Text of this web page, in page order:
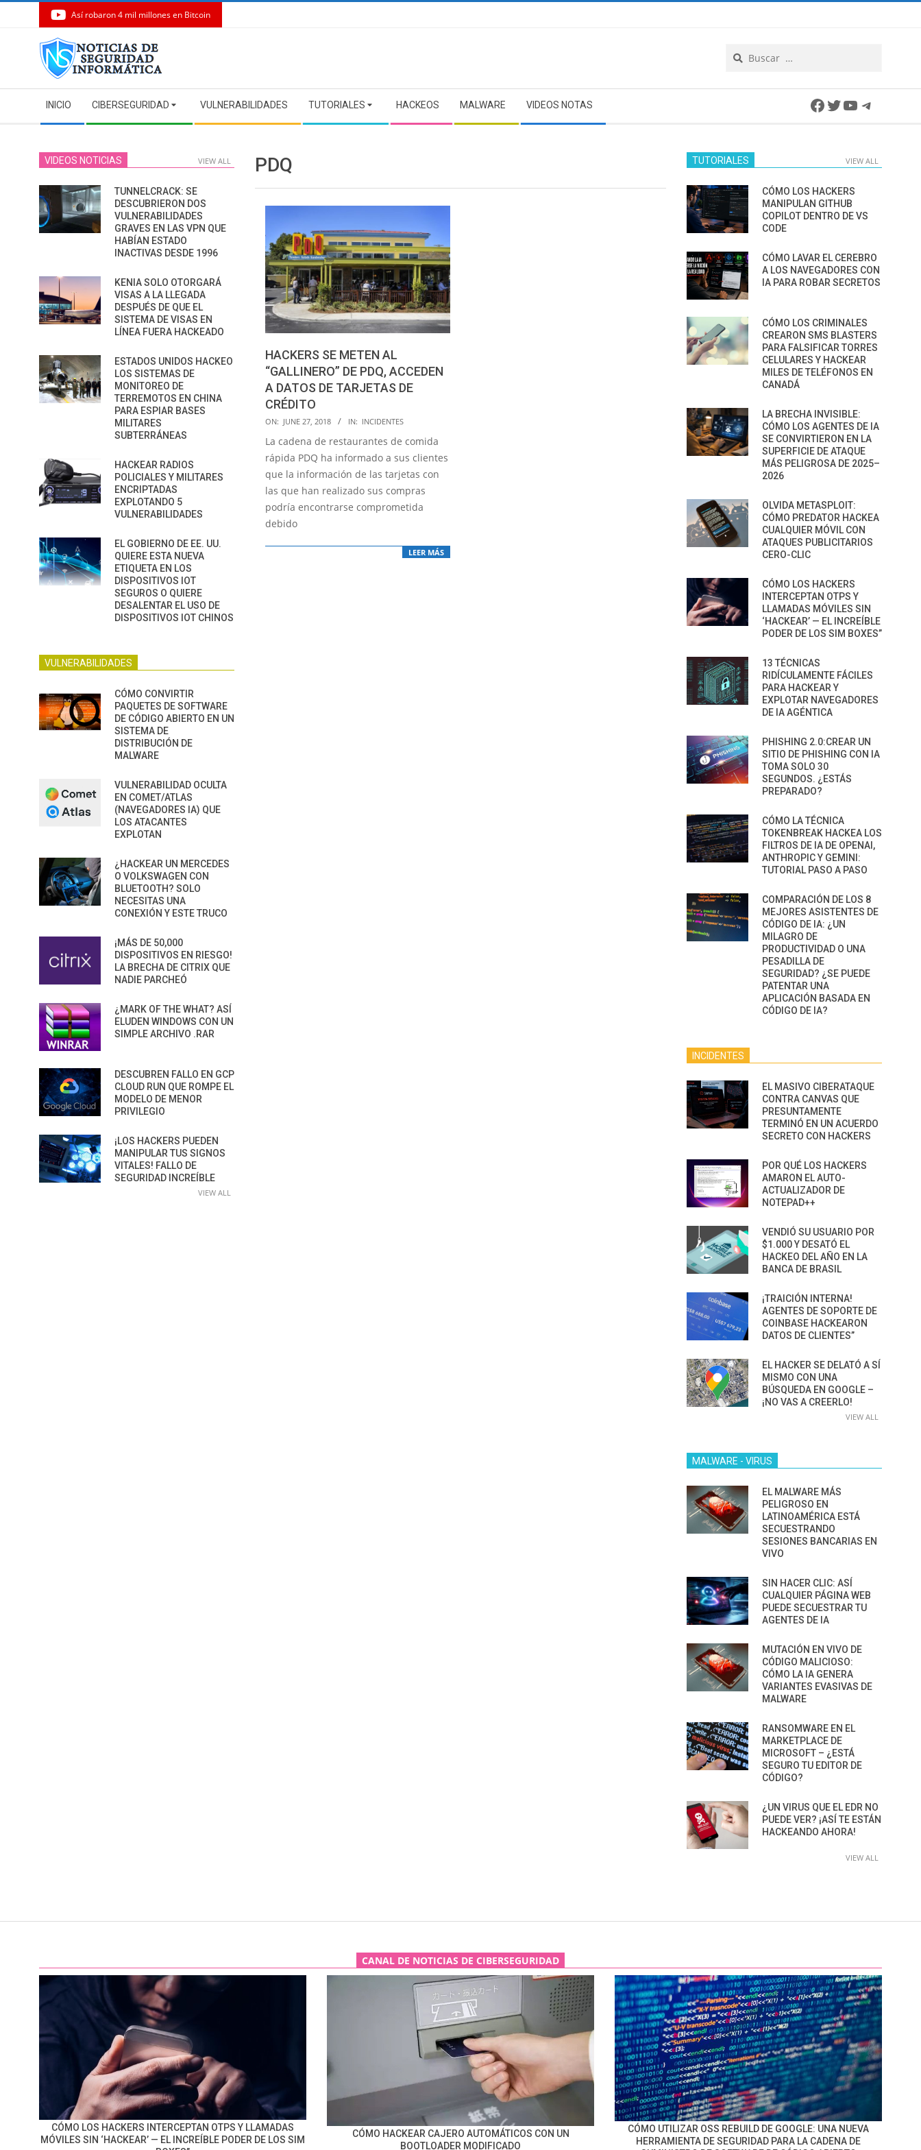
Así robaron 4 mil millones en Bitcoin
Navigation
Menu
INICIO CIBERSEGURIDAD VULNERABILIDADES TUTORIALES HACKEOS MALWARE VIDEOS NOTAS Facebook
Twitter
YouTube
PDQ
HACKERS SE METEN AL
“GALLINERO” DE PDQ, ACCEDEN
A DATOS DE TARJETAS DE
CRÉDITO
2018-
06-
27
ON: JUNE 27, 2018 IN: INCIDENTES
La cadena de restaurantes de comida
rápida PDQ ha informado a sus clientes
que la información de las tarjetas con
las que han realizado sus compras
podría encontrarse comprometida
debido
LEER MÁS
VIDEOS NOTICIAS VIEW ALL
TUNNELCRACK: SE
DESCUBRIERON DOS
VULNERABILIDADES
GRAVES EN LAS VPN QUE
HABÍAN ESTADO
INACTIVAS DESDE 1996
KENIA SOLO OTORGARÁ
VISAS A LA LLEGADA
DESPUÉS DE QUE EL
SISTEMA DE VISAS EN
LÍNEA FUERA HACKEADO
ESTADOS UNIDOS HACKEO
LOS SISTEMAS DE
MONITOREO DE
TERREMOTOS EN CHINA
PARA ESPIAR BASES
MILITARES
SUBTERRÁNEAS
HACKEAR RADIOS
POLICIALES Y MILITARES
ENCRIPTADAS
EXPLOTANDO 5
VULNERABILIDADES
EL GOBIERNO DE EE. UU.
QUIERE ESTA NUEVA
ETIQUETA EN LOS
DISPOSITIVOS IOT
SEGUROS O QUIERE
DESALENTAR EL USO DE
DISPOSITIVOS IOT CHINOS
VULNERABILIDADES
CÓMO CONVIRTIR
PAQUETES DE SOFTWARE
DE CÓDIGO ABIERTO EN UN
SISTEMA DE
DISTRIBUCIÓN DE
MALWARE
VULNERABILIDAD OCULTA
EN COMET/ATLAS
(NAVEGADORES IA) QUE
LOS ATACANTES
EXPLOTAN
¿HACKEAR UN MERCEDES
O VOLKSWAGEN CON
BLUETOOTH? SOLO
NECESITAS UNA
CONEXIÓN Y ESTE TRUCO
¡MÁS DE 50,000
DISPOSITIVOS EN RIESGO!
LA BRECHA DE CITRIX QUE
NADIE PARCHEÓ
¿MARK OF THE WHAT? ASÍ
ELUDEN WINDOWS CON UN
SIMPLE ARCHIVO .RAR
DESCUBREN FALLO EN GCP
CLOUD RUN QUE ROMPE EL
MODELO DE MENOR
PRIVILEGIO
¡LOS HACKERS PUEDEN
MANIPULAR TUS SIGNOS
VITALES! FALLO DE
SEGURIDAD INCREÍBLE
VIEW ALL
TUTORIALES VIEW ALL
CÓMO LOS HACKERS
MANIPULAN GITHUB
COPILOT DENTRO DE VS
CODE
CÓMO LAVAR EL CEREBRO
A LOS NAVEGADORES CON
IA PARA ROBAR SECRETOS
CÓMO LOS CRIMINALES
CREARON SMS BLASTERS
PARA FALSIFICAR TORRES
CELULARES Y HACKEAR
MILES DE TELÉFONOS EN
CANADÁ
LA BRECHA INVISIBLE:
CÓMO LOS AGENTES DE IA
SE CONVIRTIERON EN LA
SUPERFICIE DE ATAQUE
MÁS PELIGROSA DE 2025–
2026
OLVIDA METASPLOIT:
CÓMO PREDATOR HACKEA
CUALQUIER MÓVIL CON
ATAQUES PUBLICITARIOS
CERO-CLIC
CÓMO LOS HACKERS
INTERCEPTAN OTPS Y
LLAMADAS MÓVILES SIN
‘HACKEAR’ — EL INCREÍBLE
PODER DE LOS SIM BOXES”
13 TÉCNICAS
RIDÍCULAMENTE FÁCILES
PARA HACKEAR Y
EXPLOTAR NAVEGADORES
DE IA AGÉNTICA
PHISHING 2.0:CREAR UN
SITIO DE PHISHING CON IA
TOMA SOLO 30
SEGUNDOS. ¿ESTÁS
PREPARADO?
CÓMO LA TÉCNICA
TOKENBREAK HACKEA LOS
FILTROS DE IA DE OPENAI,
ANTHROPIC Y GEMINI:
TUTORIAL PASO A PASO
COMPARACIÓN DE LOS 8
MEJORES ASISTENTES DE
CÓDIGO DE IA: ¿UN
MILAGRO DE
PRODUCTIVIDAD O UNA
PESADILLA DE
SEGURIDAD? ¿SE PUEDE
PATENTAR UNA
APLICACIÓN BASADA EN
CÓDIGO DE IA?
INCIDENTES
EL MASIVO CIBERATAQUE
CONTRA CANVAS QUE
PRESUNTAMENTE
TERMINÓ EN UN ACUERDO
SECRETO CON HACKERS
POR QUÉ LOS HACKERS
AMARON EL AUTO-
ACTUALIZADOR DE
NOTEPAD++
VENDIÓ SU USUARIO POR
$1.000 Y DESATÓ EL
HACKEO DEL AÑO EN LA
BANCA DE BRASIL
¡TRAICIÓN INTERNA!
AGENTES DE SOPORTE DE
COINBASE HACKEARON
DATOS DE CLIENTES”
EL HACKER SE DELATÓ A SÍ
MISMO CON UNA
BÚSQUEDA EN GOOGLE –
¡NO VAS A CREERLO!
VIEW ALL
MALWARE - VIRUS
EL MALWARE MÁS
PELIGROSO EN
LATINOAMÉRICA ESTÁ
SECUESTRANDO
SESIONES BANCARIAS EN
VIVO
SIN HACER CLIC: ASÍ
CUALQUIER PÁGINA WEB
PUEDE SECUESTRAR TU
AGENTES DE IA
MUTACIÓN EN VIVO DE
CÓDIGO MALICIOSO:
CÓMO LA IA GENERA
VARIANTES EVASIVAS DE
MALWARE
RANSOMWARE EN EL
MARKETPLACE DE
MICROSOFT – ¿ESTÁ
SEGURO TU EDITOR DE
CÓDIGO?
¿UN VIRUS QUE EL EDR NO
PUEDE VER? ¡ASÍ TE ESTÁN
HACKEANDO AHORA!
VIEW ALL
CANAL DE NOTICIAS DE CIBERSEGURIDAD
CÓMO LOS HACKERS INTERCEPTAN OTPS Y LLAMADAS
MÓVILES SIN ‘HACKEAR’ — EL INCREÍBLE PODER DE LOS SIM
CÓMO HACKEAR CAJERO AUTOMÁTICOS CON UN
BOOTLOADER MODIFICADO
CÓMO UTILIZAR OSS REBUILD DE GOOGLE: UNA NUEVA
HERRAMIENTA DE SEGURIDAD PARA LA CADENA DE